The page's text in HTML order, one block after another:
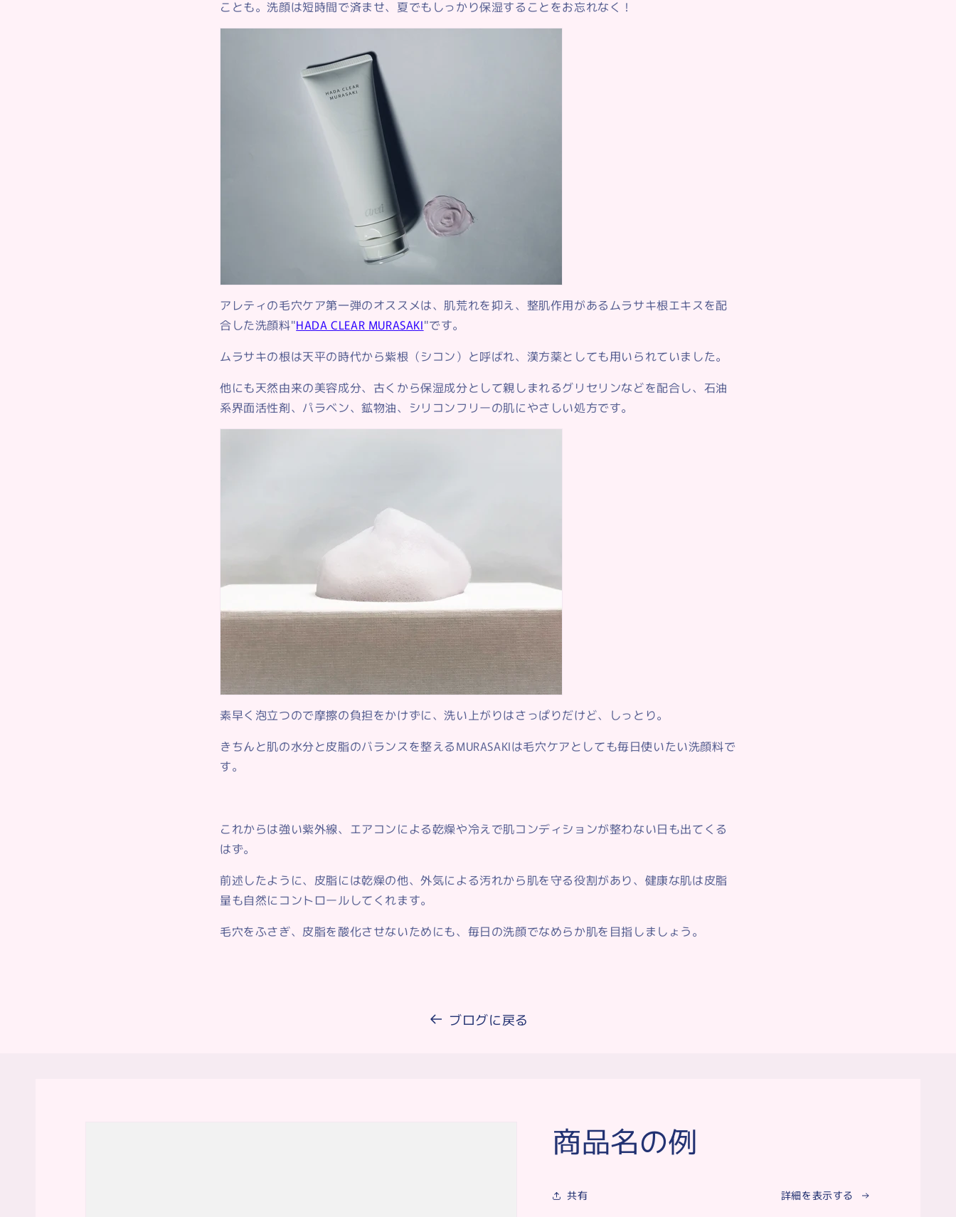
ことも。洗顔は短時間で済ませ、夏でもしっかり保湿することをお忘れなく！
アレティの毛穴ケア第一弾のオススメは、肌荒れを抑え、整肌作用があるムラサキ根エキスを配
合した洗顔料"HADA CLEAR MURASAKI"です。
ムラサキの根は天平の時代から紫根（シコン）と呼ばれ、漢方薬としても用いられていました。
他にも天然由来の美容成分、古くから保湿成分として親しまれるグリセリンなどを配合し、石油
系界面活性剤、パラベン、鉱物油、シリコンフリーの肌にやさしい処方です。
素早く泡立つので摩擦の負担をかけずに、洗い上がりはさっぱりだけど、しっとり。
きちんと肌の水分と皮脂のバランスを整えるMURASAKIは毛穴ケアとしても毎日使いたい洗顔料で
す。
これからは強い紫外線、エアコンによる乾燥や冷えで肌コンディションが整わない日も出てくる
はず。
前述したように、皮脂には乾燥の他、外気による汚れから肌を守る役割があり、健康な肌は皮脂
量も自然にコントロールしてくれます。
毛穴をふさぎ、皮脂を酸化させないためにも、毎日の洗顔でなめらか肌を目指しましょう。
ブログに戻る
商品名の例
共有 詳細を表示する